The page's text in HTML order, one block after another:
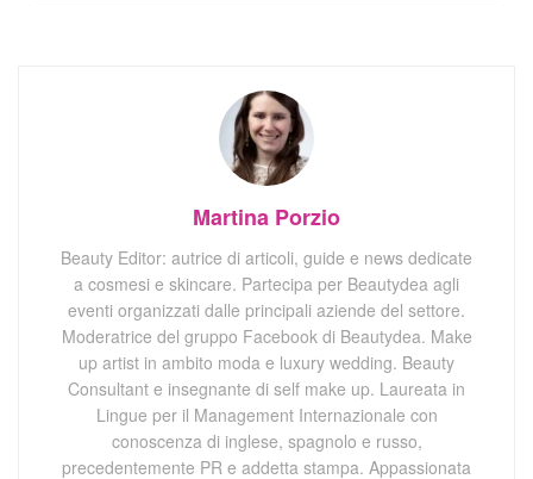
Martina Porzio
Beauty Editor: autrice di articoli, guide e news dedicate
a cosmesi e skincare. Partecipa per Beautydea agli
eventi organizzati dalle principali aziende del settore.
Moderatrice del gruppo Facebook di Beautydea. Make
up artist in ambito moda e luxury wedding. Beauty
Consultant e insegnante di self make up. Laureata in
Lingue per il Management Internazionale con
conoscenza di inglese, spagnolo e russo,
precedentemente PR e addetta stampa. Appassionata